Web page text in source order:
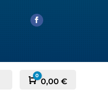
Panier
0
0,00€